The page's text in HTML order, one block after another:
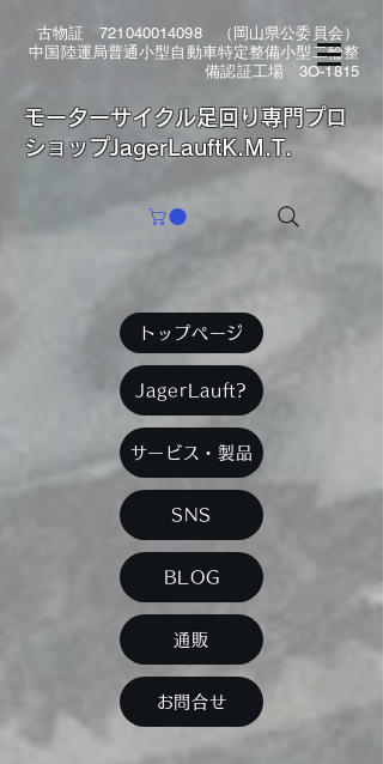
古物証721040014098（岡山県公委員会）
中国陸運局普通小型自動車特定整備小型二輪整
備認証工場 3O-1815
​モーターサイクル足回り専門プロ
ショップJagerLauftK.M.T.
トップページ
JagerLauft?
サービス・製品
SNS
BLOG
通販
お問合せ